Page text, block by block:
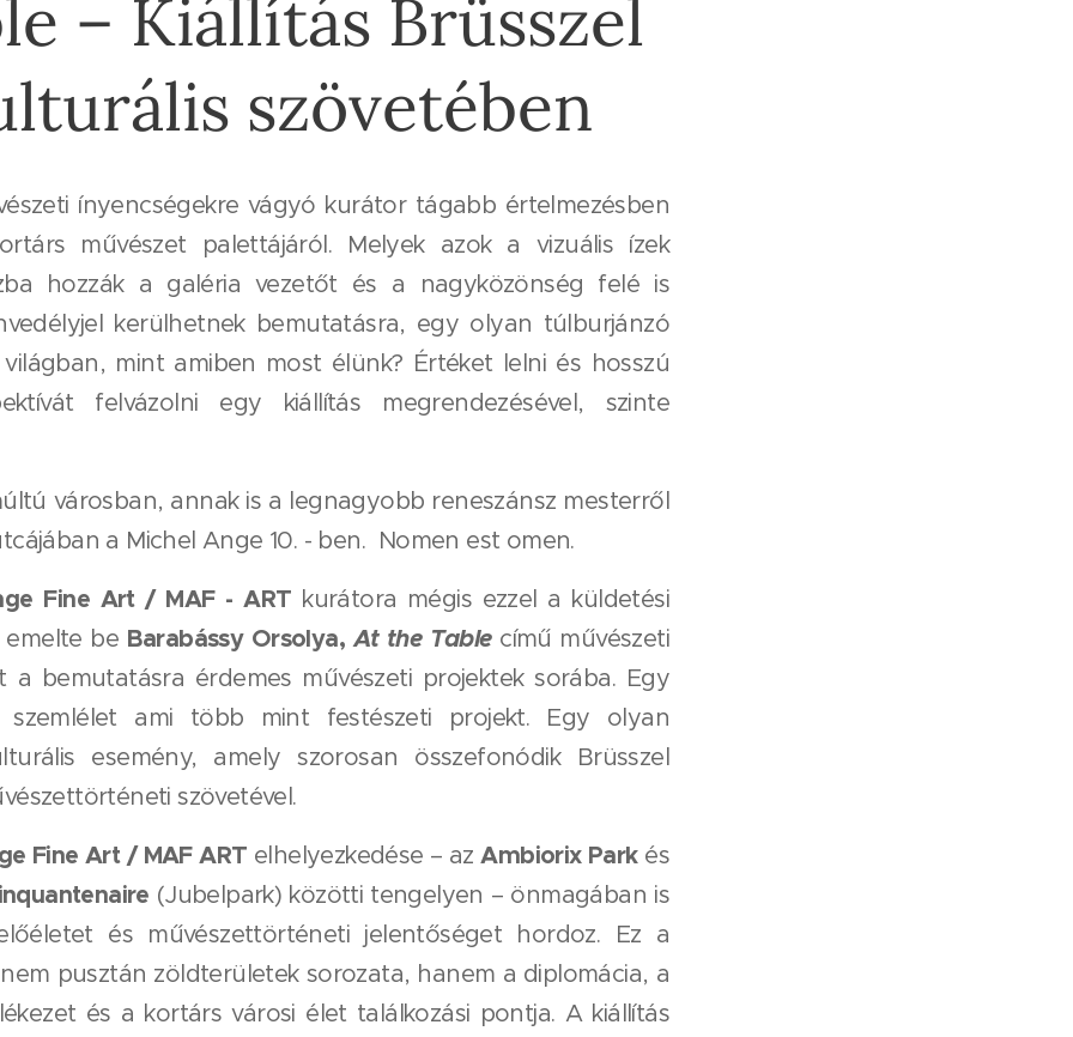
– Kiállítás Brüsszel
szövetében
ínyencségekre vágyó kurátor tágabb értelmezésben
művészet palettájáról. Melyek azok a vizuális ízek
hozzák a galéria vezetőt és a nagyközönség felé is
kerülhetnek bemutatásra, egy olyan túlburjánzó
mint amiben most élünk? Értéket lelni és hosszú
felvázolni egy kiállítás megrendezésével, szinte
városban, annak is a legnagyobb reneszánsz mesterről
a Michel Ange 10. - ben. Nomen est omen.
Fine Art / MAF - ART kurátora mégis ezzel a küldetési
be Barabássy Orsolya,At the Tablecímű művészeti
a bemutatásra érdemes művészeti projektek sorába. Egy
szemlélet ami több mint festészeti projekt. Egy olyan
esemény, amely szorosan összefonódik Brüsszel
szövetével.
Fine Art / MAF ART elhelyezkedése – azAmbiorix Parkés
(Jubelpark) közötti tengelyen – önmagában is
és művészettörténeti jelentőséget hordoz. Ez a
pusztán zöldterületek sorozata, hanem a diplomácia, a
és a kortárs városi élet találkozási pontja. A kiállítás